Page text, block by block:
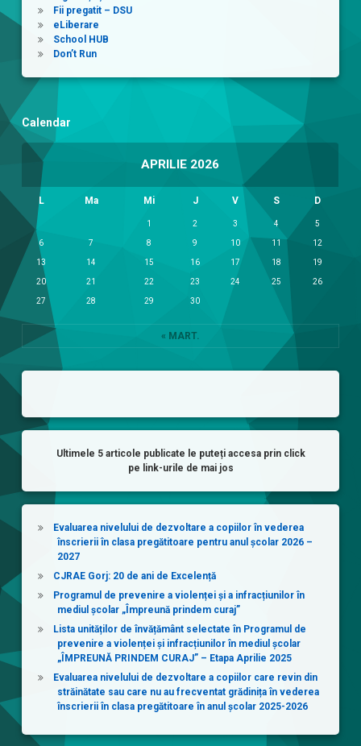
Fii pregatit – DSU
eLiberare
School HUB
Don’t Run
Calendar
APRILIE 2026
L Ma Mi J V S D
1 2 3 4 5
6 7 8 9 10 11 12
13 14 15 16 17 18 19
20 21 22 23 24 25 26
27 28 29 30
« MART.
Ultimele 5 articole publicate le puteți accesa prin click
pe link-urile de mai jos
Evaluarea nivelului de dezvoltare a copiilor în vederea
înscrierii în clasa pregătitoare pentru anul școlar 2026 –
2027
CJRAE Gorj: 20 de ani de Excelență
Programul de prevenire a violenței și a infracțiunilor în
mediul școlar „Împreună prindem curaj”
Lista unităților de învățământ selectate în Programul de
prevenire a violenței și infracțiunilor în mediul școlar
„ÎMPREUNĂ PRINDEM CURAJ” – Etapa Aprilie 2025
Evaluarea nivelului de dezvoltare a copiilor care revin din
străinătate sau care nu au frecventat grădinița în vederea
înscrierii în clasa pregătitoare în anul școlar 2025-2026